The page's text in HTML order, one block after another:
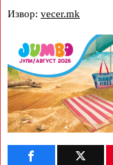
Извор: vecer.mk